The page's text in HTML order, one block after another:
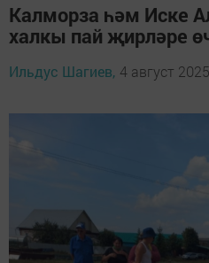
Калморза һәм Иске
халкы пай җирләре
Ильдус Шагиев, 4 август